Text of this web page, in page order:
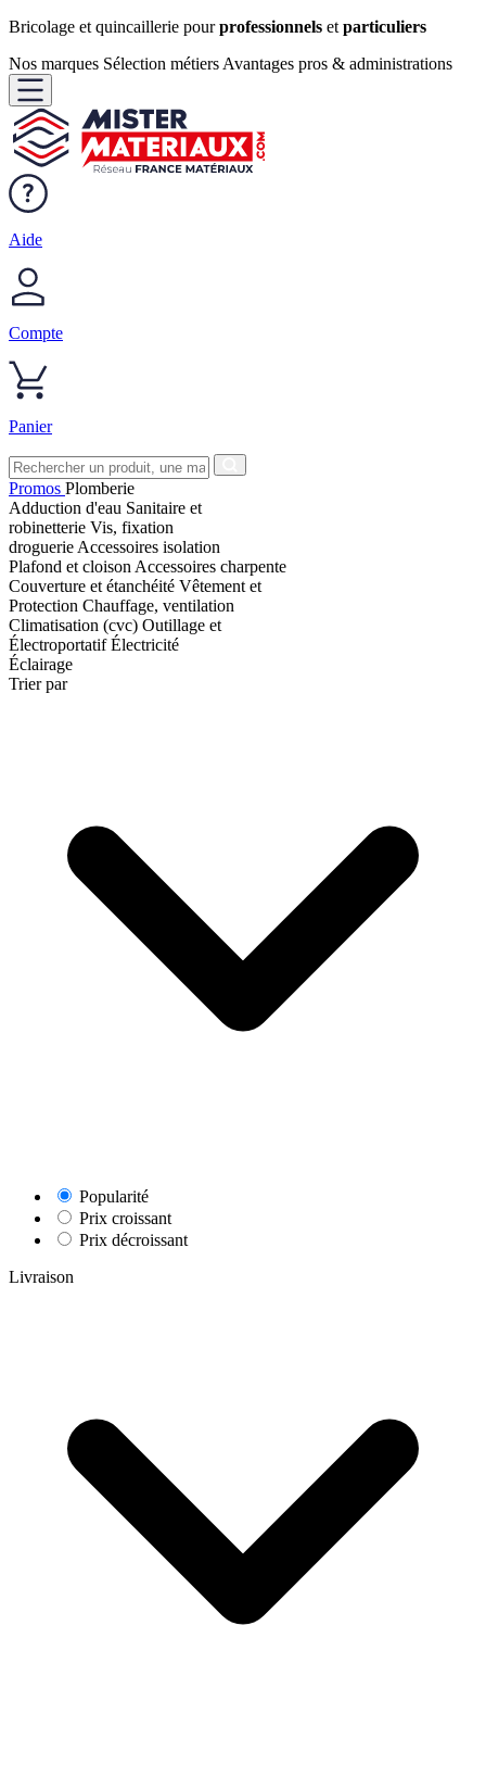
Bricolage et quincaillerie pourprofessionnels et particuliers
Nos marques Sélection métiers Avantages pros & administrations
Aide
Compte
Panier
Promos Plomberie
Adduction d'eau Sanitaire et
robinetterie Vis, fixation
droguerie Accessoires isolation
Plafond et cloison Accessoires charpente
Couverture et étanchéité Vêtement et
Protection Chauffage, ventilation
Climatisation (cvc) Outillage et
ÉlectroportatifÉlectricité
Éclairage
Trier par
Popularité
Prix croissant
Prix décroissant
Livraison